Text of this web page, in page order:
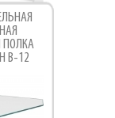
ПОЛКА
В-12